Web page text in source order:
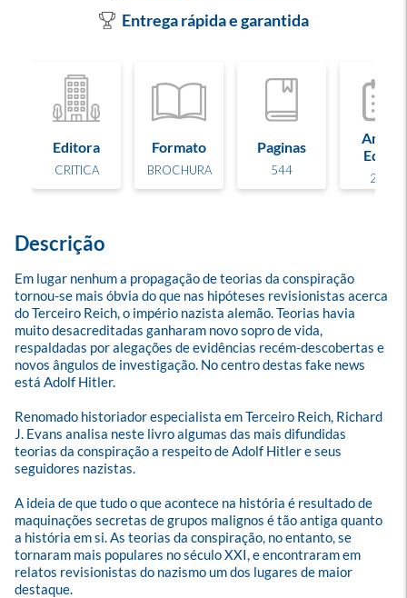
Entrega rápida e garantida
Editora
CRITICA
Formato
BROCHURA
Paginas
544
Ano de
Edição
2022
Descrição
Em lugar nenhum a propagação de teorias da conspiração
tornou-se mais óbvia do que nas hipóteses revisionistas acerca
do Terceiro Reich, o império nazista alemão. Teorias havia
muito desacreditadas ganharam novo sopro de vida,
respaldadas por alegações de evidências recém-descobertas e
novos ângulos de investigação. No centro destas fake news
está Adolf Hitler.
Renomado historiador especialista em Terceiro Reich, Richard
J. Evans analisa neste livro algumas das mais difundidas
teorias da conspiração a respeito de Adolf Hitler e seus
seguidores nazistas.
A ideia de que tudo o que acontece na história é resultado de
maquinações secretas de grupos malignos é tão antiga quanto
a história em si. As teorias da conspiração, no entanto, se
tornaram mais populares no século XXI, e encontraram em
relatos revisionistas do nazismo um dos lugares de maior
destaque.